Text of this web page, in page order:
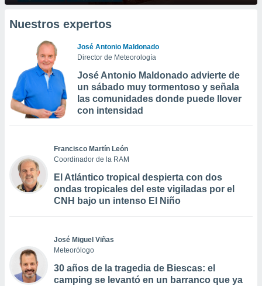
Nuestros expertos
José Antonio Maldonado
Director de Meteorología
José Antonio Maldonado advierte de
un sábado muy tormentoso y señala
las comunidades donde puede llover
con intensidad
Francisco Martín León
Coordinador de la RAM
El Atlántico tropical despierta con dos
ondas tropicales del este vigiladas por el
CNH bajo un intenso El Niño
José Miguel Viñas
Meteorólogo
30 años de la tragedia de Biescas: el
camping se levantó en un barranco que ya